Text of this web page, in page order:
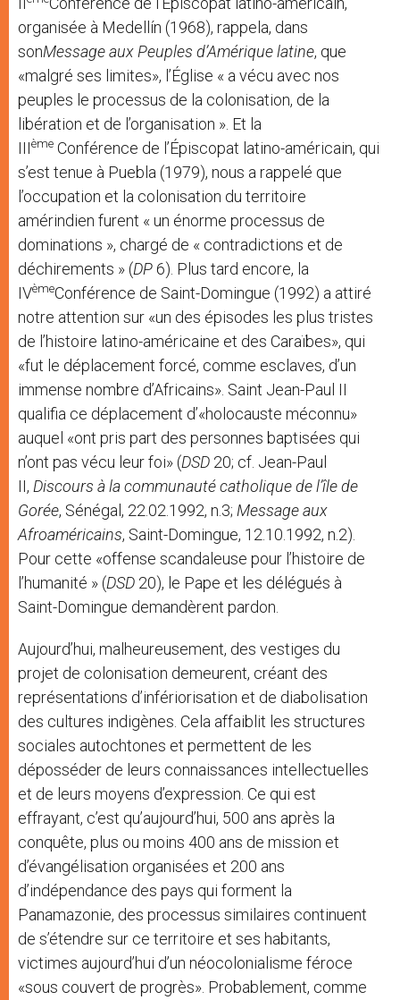
organisée à Medellín (1968), rappela, dans
sonMessage aux Peuples d’Amérique latine, que
«malgré ses limites», l’Église « a vécu avec nos
peuples le processus de la colonisation, de la
libération et de l’organisation ». Et la
IIIème Conférence de l’Épiscopat latino-américain, qui
s’est tenue à Puebla (1979), nous a rappelé que
l’occupation et la colonisation du territoire
amérindien furent « un énorme processus de
dominations », chargé de « contradictions et de
déchirements » (DP6). Plus tard encore, la
IVèmeConférence de Saint-Domingue (1992) a attiré
notre attention sur «un des épisodes les plus tristes
de l’histoire latino-américaine et des Caraïbes», qui
«fut le déplacement forcé, comme esclaves, d’un
immense nombre d’Africains». Saint Jean-Paul II
qualifia ce déplacement d’«holocauste méconnu»
auquel «ont pris part des personnes baptisées qui
n’ont pas vécu leur foi» (DSD 20; cf. Jean-Paul
II, Discours à la communauté catholique de l’île de
Gorée, Sénégal, 22.02.1992, n.3; Message aux
Afroaméricains, Saint-Domingue, 12.10.1992, n.2).
Pour cette «offense scandaleuse pour l’histoire de
l’humanité » (DSD 20), le Pape et les délégués à
Saint-Domingue demandèrent pardon.
Aujourd’hui, malheureusement, des vestiges du
projet de colonisation demeurent, créant des
représentations d’infériorisation et de diabolisation
des cultures indigènes. Cela affaiblit les structures
sociales autochtones et permettent de les
déposséder de leurs connaissances intellectuelles
et de leurs moyens d’expression. Ce qui est
effrayant, c’est qu’aujourd’hui, 500 ans après la
conquête, plus ou moins 400 ans de mission et
d’évangélisation organisées et 200 ans
d’indépendance des pays qui forment la
Panamazonie, des processus similaires continuent
de s’étendre sur ce territoire et ses habitants,
victimes aujourd’hui d’un néocolonialisme féroce
«sous couvert de progrès». Probablement, comme